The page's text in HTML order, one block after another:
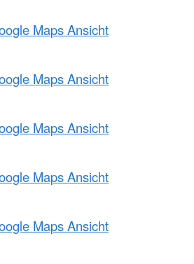
Maps Ansicht
Maps Ansicht
Maps Ansicht
Maps Ansicht
Maps Ansicht